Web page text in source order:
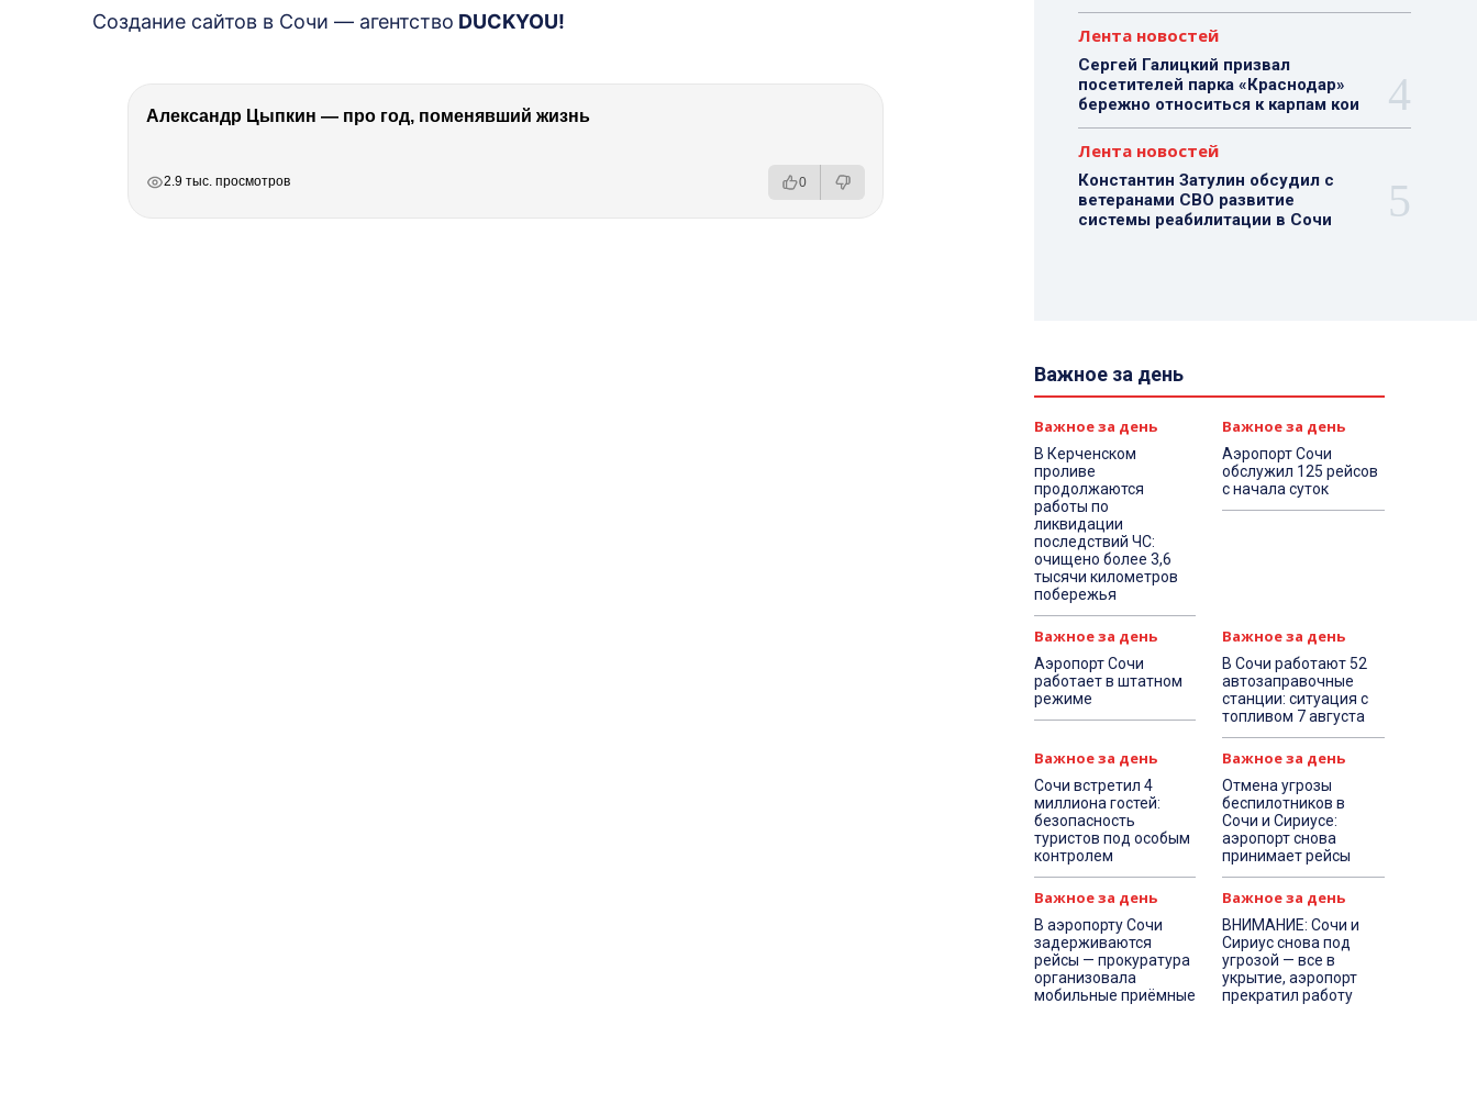
Создание сайтов в Сочи — агентство DUCKYOU!
Александр Цыпкин — про год, поменявший жизнь
2.9 тыс. просмотров 0
Лента новостей
Сергей Галицкий призвал
посетителей парка «Краснодар»
бережно относиться к карпам кои
Лента новостей
Константин Затулин обсудил с
ветеранами СВО развитие
системы реабилитации в Сочи
Важное за день
Важное за день
В Керченском
проливе
продолжаются
работы по
ликвидации
последствий ЧС:
очищено более 3,6
тысячи километров
побережья
Важное за день
Аэропорт Сочи
обслужил 125 рейсов
с начала суток
Важное за день
Аэропорт Сочи
работает в штатном
режиме
Важное за день
В Сочи работают 52
автозаправочные
станции: ситуация с
топливом 7 августа
Важное за день
Сочи встретил 4
миллиона гостей:
безопасность
туристов под особым
контролем
Важное за день
Отмена угрозы
беспилотников в
Сочи и Сириусе:
аэропорт снова
принимает рейсы
Важное за день
В аэропорту Сочи
задерживаются
рейсы — прокуратура
организовала
мобильные приёмные
Важное за день
ВНИМАНИЕ: Сочи и
Сириус снова под
угрозой — все в
укрытие, аэропорт
прекратил работу